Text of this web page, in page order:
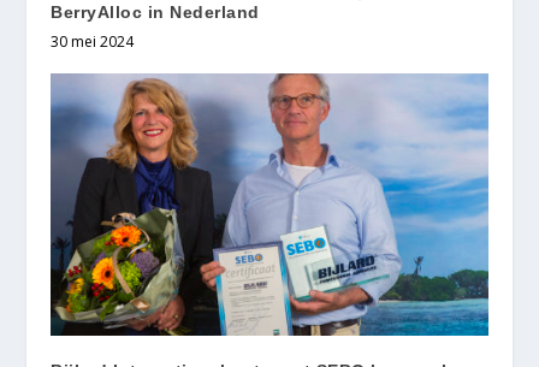
BerryAlloc in Nederland
30 mei 2024